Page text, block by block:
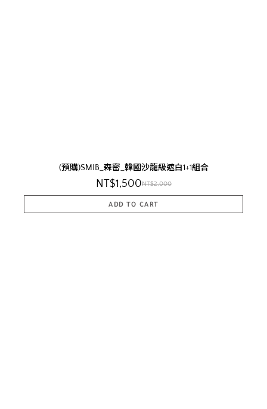
(預購)SMIB_森密_韓國沙龍級遮白1+1組合
NT$1,500NT$2,000